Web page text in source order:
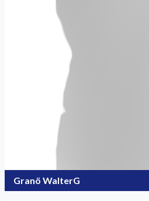
Granö WalterG